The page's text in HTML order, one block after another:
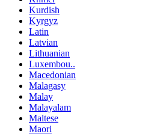
Kurdish
Kyrgyz
Latin
Latvian
Lithuanian
Luxembou..
Macedonian
Malagasy
Malay
Malayalam
Maltese
Maori